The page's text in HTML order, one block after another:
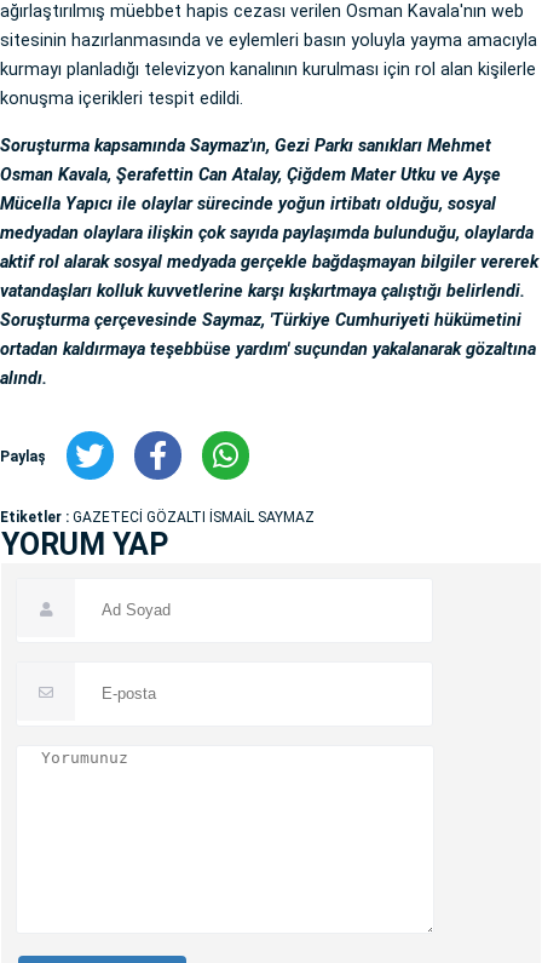
ağırlaştırılmış müebbet hapis cezası verilen Osman Kavala'nın web
sitesinin hazırlanmasında ve eylemleri basın yoluyla yayma amacıyla
kurmayı planladığı televizyon kanalının kurulması için rol alan kişilerle
konuşma içerikleri tespit edildi.
Soruşturma kapsamında Saymaz'ın, Gezi Parkı sanıkları Mehmet
Osman Kavala, Şerafettin Can Atalay, Çiğdem Mater Utku ve Ayşe
Mücella Yapıcı ile olaylar sürecinde yoğun irtibatı olduğu, sosyal
medyadan olaylara ilişkin çok sayıda paylaşımda bulunduğu, olaylarda
aktif rol alarak sosyal medyada gerçekle bağdaşmayan bilgiler vererek
vatandaşları kolluk kuvvetlerine karşı kışkırtmaya çalıştığı belirlendi.
Soruşturma çerçevesinde Saymaz, 'Türkiye Cumhuriyeti hükümetini
ortadan kaldırmaya teşebbüse yardım' suçundan yakalanarak gözaltına
alındı.
Paylaş
Etiketler : GAZETECİ GÖZALTI İSMAİL SAYMAZ
YORUM YAP